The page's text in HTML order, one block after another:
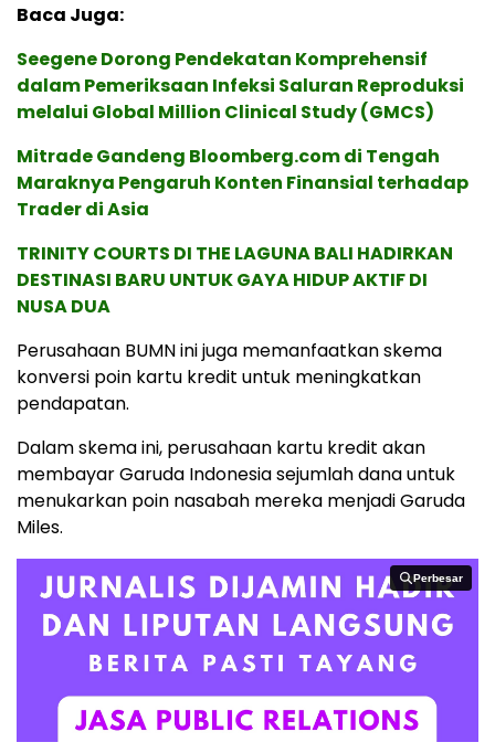
Baca Juga:
Seegene Dorong Pendekatan Komprehensif
dalam Pemeriksaan Infeksi Saluran Reproduksi
melalui Global Million Clinical Study (GMCS)
Mitrade Gandeng Bloomberg.com di Tengah
Maraknya Pengaruh Konten Finansial terhadap
Trader di Asia
TRINITY COURTS DI THE LAGUNA BALI HADIRKAN
DESTINASI BARU UNTUK GAYA HIDUP AKTIF DI
NUSA DUA
Perusahaan BUMN ini juga memanfaatkan skema
konversi poin kartu kredit untuk meningkatkan
pendapatan.
Dalam skema ini, perusahaan kartu kredit akan
membayar Garuda Indonesia sejumlah dana untuk
menukarkan poin nasabah mereka menjadi Garuda
Miles.
Perbesar
Perbesar